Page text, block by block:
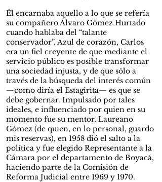
Él encarnaba aquello a lo que se refería
su compañero Álvaro Gómez Hurtado
cuando hablaba del “talante
conservador”. Azul de corazón, Carlos
era un fiel creyente de que mediante el
servicio público es posible transformar
una sociedad injusta, y de que sólo a
través de la búsqueda del interés común
—como diría el Estagirita— es que se
debe gobernar. Impulsado por tales
ideales, e influenciado por quien en su
momento fue su mentor, Laureano
Gómez (de quien, en lo personal, guardo
mis reservas), en 1958 dió el salto a la
política y fue elegido Representante a la
Cámara por el departamento de Boyacá,
haciendo parte de la Comisión de
Reforma Judicial entre 1969 y 1970.